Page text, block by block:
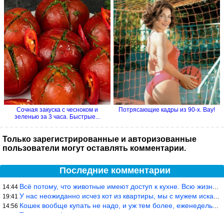
Сочная закуска с чесноком и
зеленью за 3 часа. Быстрые...
Потрясающие кадры из 90-х. Вау!
Только зарегистрированные и авторизованные
пользователи могут оставлять комментарии.
Последние комментарии
14:44 Всё потому, что животные имеют доступ к кухне. Всю жизнь живу с
19:41 У нас неожиданно исчез кот из квартиры, мы с мужем искали повсюд
14:56 Кошек вообще купать не надо, и уж тем более, еженедельно, как лю